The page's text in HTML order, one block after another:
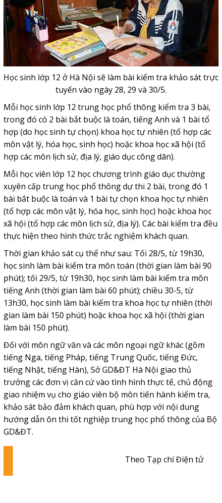
Học sinh lớp 12 ở Hà Nội sẽ làm bài kiểm tra khảo sát trực
tuyến vào ngày 28, 29 và 30/5.
Mỗi học sinh lớp 12 trung học phổ thông kiểm tra 3 bài,
trong đó có 2 bài bắt buộc là toán, tiếng Anh và 1 bài tổ
hợp (do học sinh tự chọn) khoa học tự nhiên (tổ hợp các
môn vật lý, hóa học, sinh học) hoặc khoa học xã hội (tổ
hợp các môn lịch sử, địa lý, giáo dục công dân).
Mỗi học viên lớp 12 học chương trình giáo dục thường
xuyên cấp trung học phổ thông dự thi 2 bài, trong đó 1
bài bắt buộc là toán và 1 bài tự chọn khoa học tự nhiên
(tổ hợp các môn vật lý, hóa học, sinh học) hoặc khoa học
xã hội (tổ hợp các môn lịch sử, địa lý). Các bài kiểm tra đều
thực hiện theo hình thức trắc nghiệm khách quan.
Thời gian khảo sát cụ thể như sau: Tối 28/5, từ 19h30,
học sinh làm bài kiểm tra môn toán (thời gian làm bài 90
phút); tối 29/5, từ 19h30, học sinh làm bài kiểm tra môn
tiếng Anh (thời gian làm bài 60 phút); chiều 30-5, từ
13h30, học sinh làm bài kiểm tra khoa học tự nhiên (thời
gian làm bài 150 phút) hoặc khoa học xã hội (thời gian
làm bài 150 phút).
Đối với môn ngữ văn và các môn ngoại ngữ khác (gồm
tiếng Nga, tiếng Pháp, tiếng Trung Quốc, tiếng Đức,
tiếng Nhật, tiếng Hàn), Sở GD&ĐT Hà Nội giao thủ
trưởng các đơn vị căn cứ vào tình hình thực tế, chủ động
giao nhiệm vụ cho giáo viên bộ môn tiến hành kiểm tra,
khảo sát bảo đảm khách quan, phù hợp với nội dung
hướng dẫn ôn thi tốt nghiệp trung học phổ thông của Bộ
GD&ĐT.
Theo Tạp chí Điện tử